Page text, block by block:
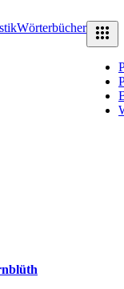
Wörterbücher